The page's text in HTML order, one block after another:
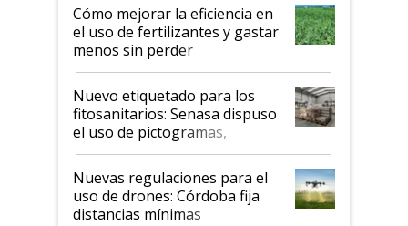
Cómo mejorar la eficiencia en
el uso de fertilizantes y gastar
menos sin perder
productividad en la campaña
fina
Nuevo etiquetado para los
fitosanitarios: Senasa dispuso
el uso de pictogramas,
palabras de advertencia e
indicaciones
Nuevas regulaciones para el
uso de drones: Córdoba fija
distancias mínimas